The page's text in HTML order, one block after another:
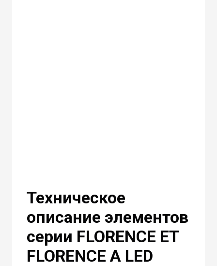
Техническое
описание элементов
серии FLORENCE ET
FLORENCE A LED